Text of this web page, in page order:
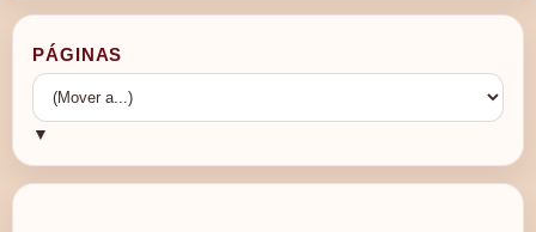
PÁGINAS
▼